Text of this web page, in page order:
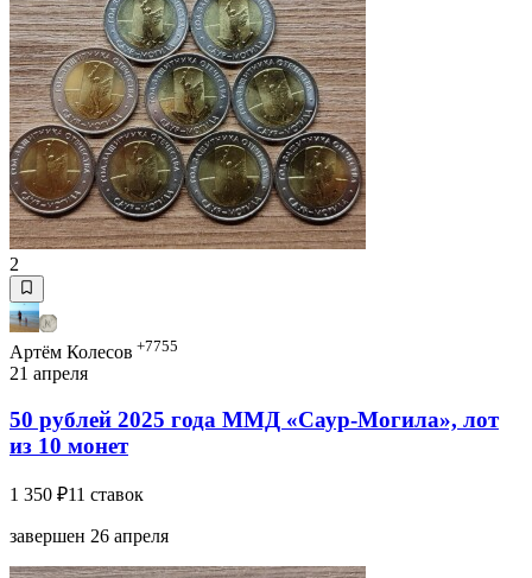
2
Артём Колесов +7755
21 апреля
50 рублей 2025 года ММД «Саур-Могила», лот
из 10 монет
1 350 ₽11 ставок
завершен 26 апреля